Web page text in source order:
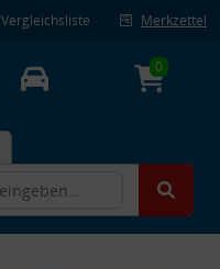
Vergleichsliste Merkzettel
0